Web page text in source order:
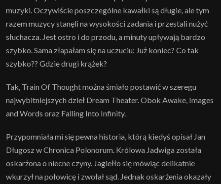
muzyki. Oczywiście poszczególne kawałki są długie, ale tym
razem muzycy stanęli na wysokości zadania i przestali nużyć
słuchacza. Jest ostro i do przodu, a minuty upływają bardzo
szybko. Sama złapałam się na uczuciu: Już koniec? Co tak
szybko?? Gdzie drugi krążek?
Tak, Train Of Thought można śmiało postawić w szeregu
najwybitniejszych dzieł Dream Theater. Obok Awake, Images
and Words oraz Falling Into Infinity.
Przypomniała mi się pewna historia, którą kiedyś opisał Jan
Długosz w Chronica Polonorum. Królowa Jadwiga została
oskarżona o niecne czyny. Jagiełło się mówiąc delikatnie
wkurzył na połowicę i zwołał sąd. Jednak oskarżenia okazały